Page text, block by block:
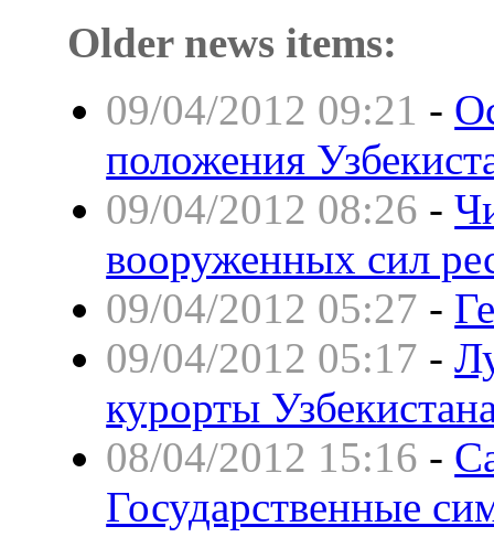
Older news items:
09/04/2012 09:21 -
положения
09/04/2012 08:26 -
вооруженных сил
09/04/2012 05:27 -
09/04/2012 05:17 -
курорты
08/04/2012 15:16 -
Государственные